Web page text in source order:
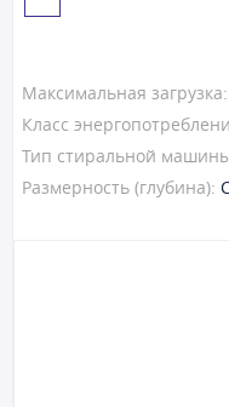
Максимальная загрузка:
Класс
Тип стиральной
Размерность (глубина):